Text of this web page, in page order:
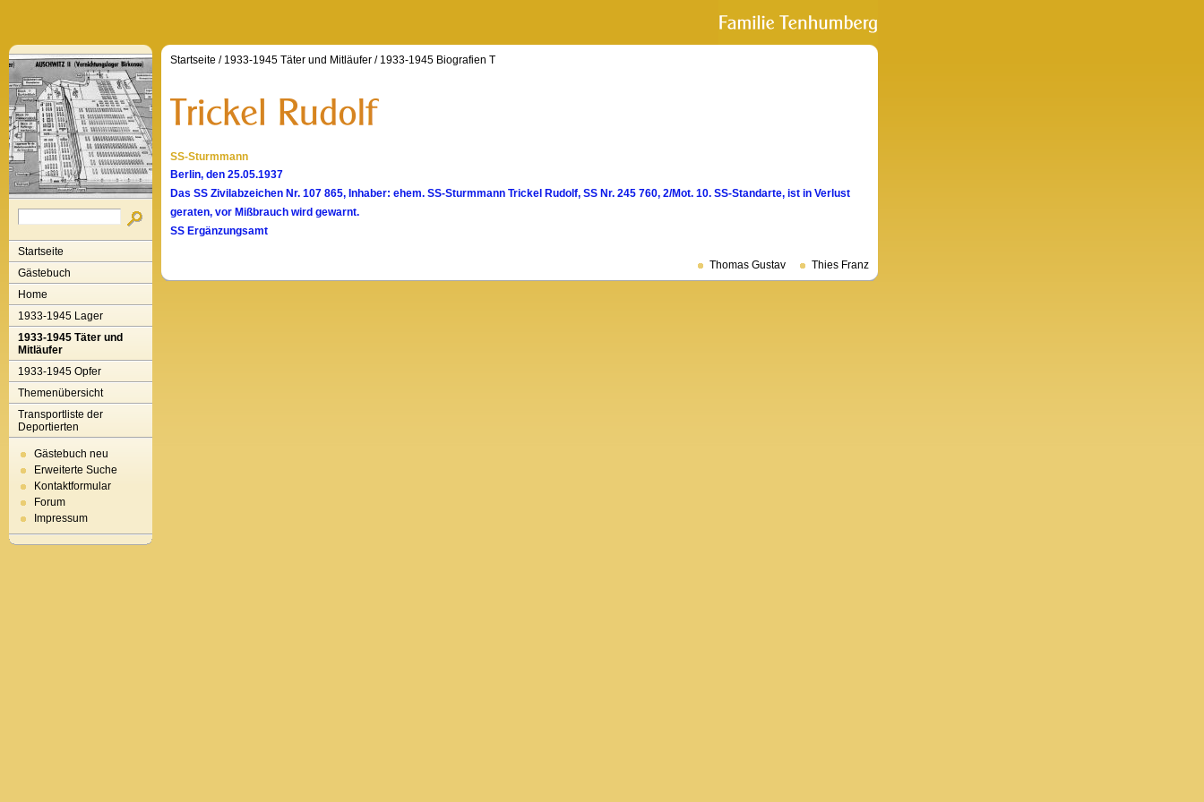
Startseite
Gästebuch
Home
1933-1945 Lager
1933-1945 Täter und
Mitläufer
1933-1945 Opfer
Themenübersicht
Transportliste der
Deportierten
Gästebuch neu
Erweiterte Suche
Kontaktformular
Forum
Impressum
Startseite / 1933-1945 Täter und Mitläufer / 1933-1945 Biografien T
SS-Sturmmann
Berlin, den 25.05.1937
Das SS Zivilabzeichen Nr. 107 865, Inhaber: ehem. SS-Sturmmann Trickel Rudolf, SS Nr. 245 760, 2/Mot. 10. SS-Standarte, ist in Verlust
geraten, vor Mißbrauch wird gewarnt.
SS Ergänzungsamt
Thomas Gustav Thies Franz